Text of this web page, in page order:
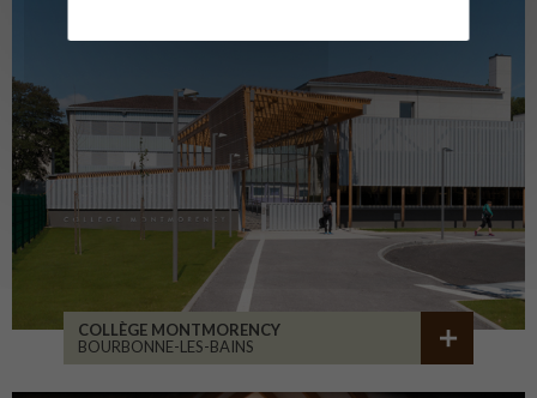
COLLÈGE MONTMORENCY
BOURBONNE-LES-BAINS